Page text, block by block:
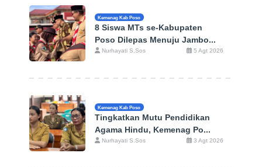
Kemenag Kab Poso
8 Siswa MTs se-Kabupaten
Poso Dilepas Menuju Jambo...
Nurhayati S.Sos 5 Agt 2026
Kemenag Kab Poso
Tingkatkan Mutu Pendidikan
Agama Hindu, Kemenag Po...
Nurhayati S.Sos 3 Agt 2026